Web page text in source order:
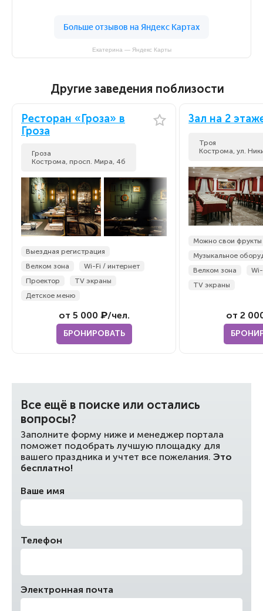
Екатерина — Яндекс Карты
Другие заведения поблизости
Ресторан «Гроза» в
Гроза
Гроза
Кострома, просп. Мира, 4б
Выездная регистрация
Велком зона
Wi-Fi / интернет
Проектор
TV экраны
Детское меню
от 5 000 ₽/чел.
БРОНИРОВАТЬ
Зал на 2
Троя
Кострома, ул.
Можно свои фрукты
Музыкальное
Велком зона
TV экраны
от 2
Все ещё в поиске или остались
вопросы?
Заполните форму ниже и менеджер портала
поможет подобрать лучшую площадку для
вашего праздника и учтет все пожелания. Это
бесплатно!
Ваше имя
Телефон
Электронная почта